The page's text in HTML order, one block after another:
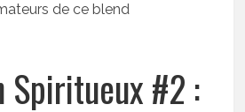
de ce blend
Spiritueux #2 :